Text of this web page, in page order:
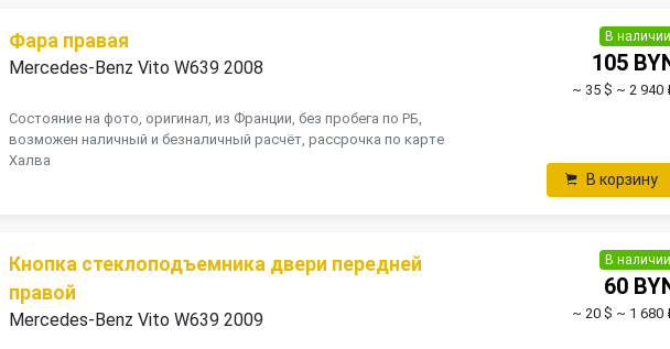
Фара правая
Mercedes-Benz Vito W639 2008
Состояние на фото, оригинал, из Франции, без пробега по РБ,
возможен наличный и безналичный расчёт, рассрочка по карте
Халва
В наличии
105
~ 35 $ ~ 2 940
В корзину
Кнопка стеклоподъемника двери передней
правой
Mercedes-Benz Vito W639 2009
В наличии
60
~ 20 $ ~ 1 680